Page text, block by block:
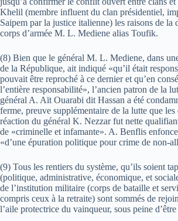
Khelil (membre influent du clan présidentiel,
Saipem par la justice italienne) les raisons de la
corps d’armée M. L. Mediene alias Toufik.
(8) Bien que le général M. L. Mediene, dans
de la République, ait indiqué «qu’il était
pouvait être reproché à ce dernier et qu’en
l’entière responsabilité», l’ancien patron de la
général A. Aït Ouarabi dit Hassan a été
ferme, preuve supplémentaire de la lutte que
réaction du général K. Nezzar fut nette
de «criminelle et infamante». A. Benflis
«d’une épuration politique pour crime de non-
(9) Tous les rentiers du système, qu’ils soient
(politique, administrative, économique, et
de l’institution militaire (corps de bataille et
compris ceux à la retraite) sont sommés de
l’aile protectrice du vainqueur, sous peine